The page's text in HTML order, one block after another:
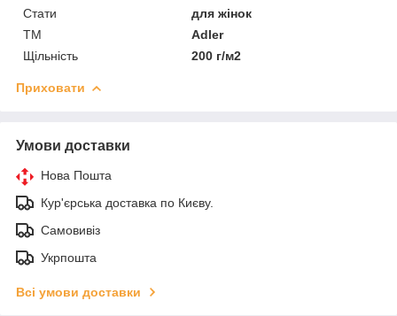
Стати
для жінок
ТМ
Adler
Щільність
200 г/м2
Приховати
Умови доставки
Нова Пошта
Кур'єрська доставка по Києву.
Самовивіз
Укрпошта
Всі умови доставки